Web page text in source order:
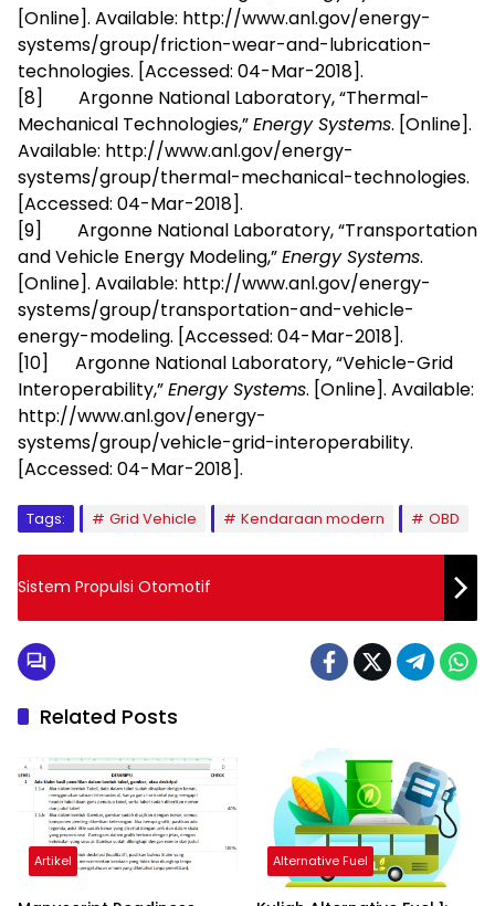
[Online]. Available: http://www.anl.gov/energy-
systems/group/friction-wear-and-lubrication-
technologies. [Accessed: 04-Mar-2018].
[8] Argonne National Laboratory, “Thermal-
Mechanical Technologies,”Energy Systems. [Online].
Available: http://www.anl.gov/energy-
systems/group/thermal-mechanical-technologies.
[Accessed: 04-Mar-2018].
[9] Argonne National Laboratory, “Transportation
and Vehicle Energy Modeling,”Energy Systems.
[Online]. Available: http://www.anl.gov/energy-
systems/group/transportation-and-vehicle-
energy-modeling. [Accessed: 04-Mar-2018].
[10] Argonne National Laboratory, “Vehicle-Grid
Interoperability,”Energy Systems. [Online]. Available:
http://www.anl.gov/energy-
systems/group/vehicle-grid-interoperability.
[Accessed: 04-Mar-2018].
Tags: Grid Vehicle Kendaraan modern OBD
Sistem Propulsi Otomotif
Related Posts
Artikel Alternative Fuel